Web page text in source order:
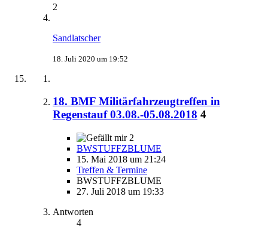
2
Sandlatscher
18. Juli 2020 um 19:52
18. BMF Militärfahrzeugtreffen in
Regenstauf 03.08.-05.08.2018 4
2
BWSTUFFZBLUME
15. Mai 2018 um 21:24
Treffen & Termine
BWSTUFFZBLUME
27. Juli 2018 um 19:33
Antworten
4